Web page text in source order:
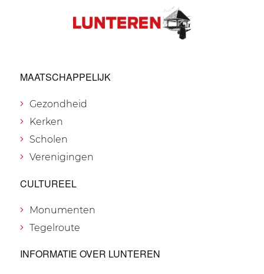
MAATSCHAPPELIJK
Gezondheid
Kerken
Scholen
Verenigingen
CULTUREEL
Monumenten
Tegelroute
INFORMATIE OVER LUNTEREN